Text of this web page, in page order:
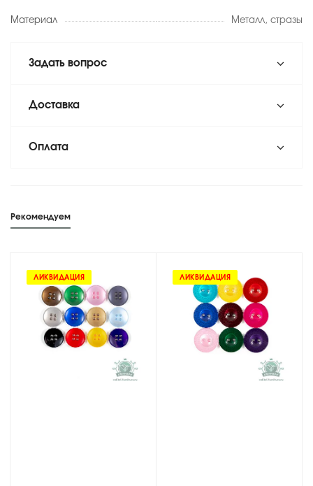
Материал Металл, стразы
Задать вопрос
Доставка
Оплата
Рекомендуем
ЛИКВИДАЦИЯ ЛИКВИДАЦИЯ